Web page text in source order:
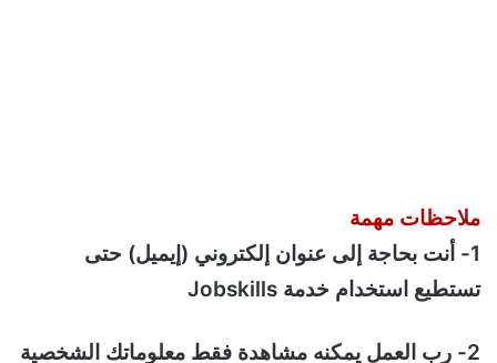
ملاحظات مهمة
1- أنت بحاجة إلى عنوان إلكتروني (إيميل) حتى
تستطيع استخدام خدمة Jobskills
2- رب العمل يمكنه مشاهدة فقط معلوماتك الشخصية